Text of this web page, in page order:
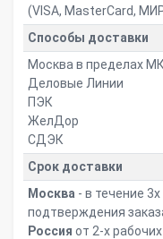
(VISA, MasterCard,
Способы доставки
Москва в пределах
Деловые Линии
ПЭК
ЖелДор
СДЭК
Срок доставки
Москва - в течение
подтверждения
Россия от 2-х